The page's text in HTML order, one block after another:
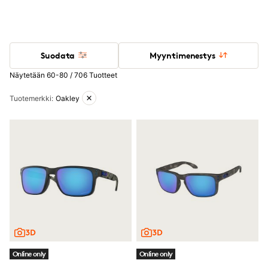
Suodata Myyntimenestys
Näytetään 60-80 / 706 Tuotteet
Aktiiviset suodattimet
Tuotemerkki: Oakley
Online only Online only